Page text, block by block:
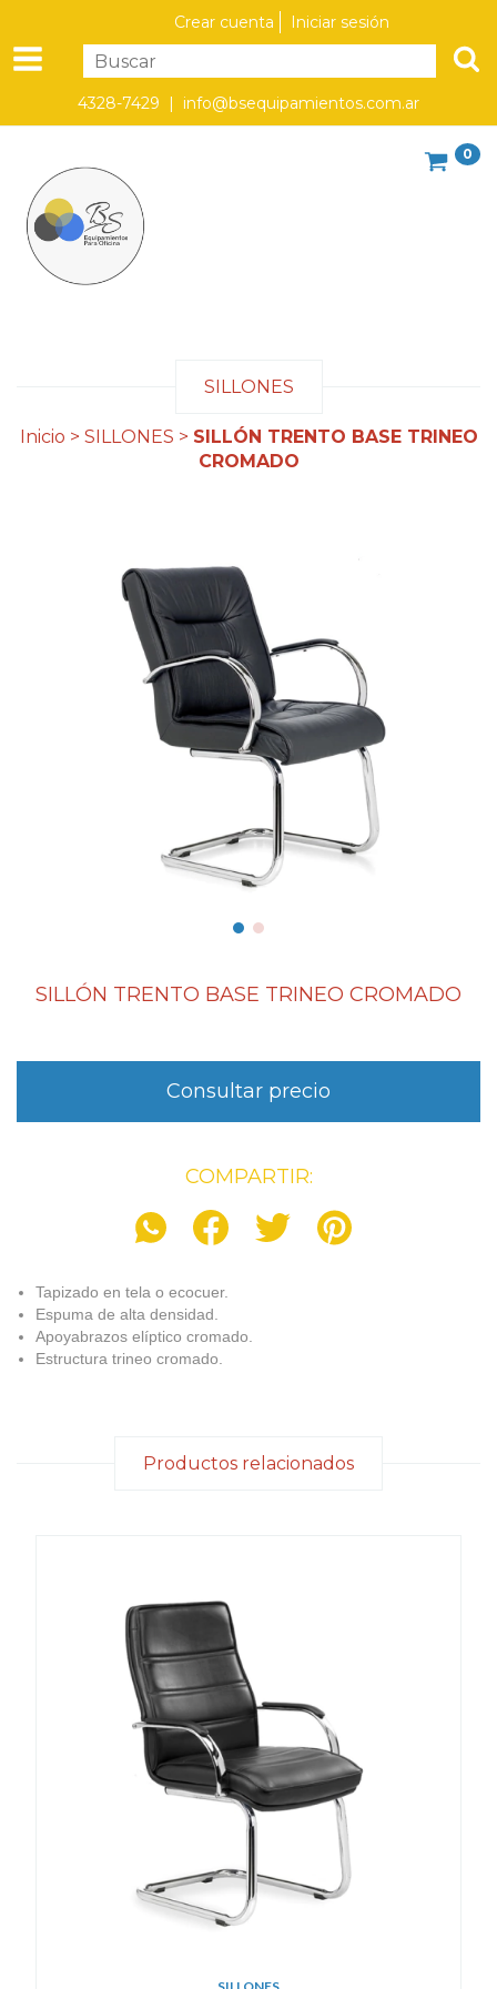
Crear cuenta Iniciar sesión
4328-7429 | info@bsequipamientos.com.ar
0
SILLONES
Inicio > SILLONES > SILLÓN TRENTO BASE TRINEO
CROMADO
SILLÓN TRENTO BASE TRINEO CROMADO
COMPARTIR:
Tapizado en tela o ecocuer.
Espuma de alta densidad.
Apoyabrazos elí­ptico cromado.
Estructura trineo cromado.
Productos relacionados